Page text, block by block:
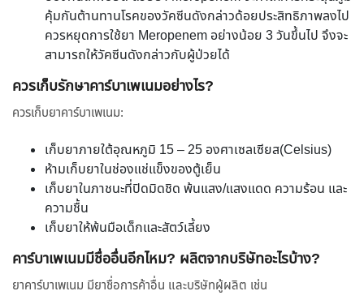
คุ้มกันต้านทานโรคของวัคซีนดังกล่าวด้อยประสิทธิภาพลงไป
ควรหยุดการใช้ยา Meropenem อย่างน้อย 3 วันขึ้นไป จึงจะ
สามารถให้วัคซีนดังกล่าวกับผู้ป่วยได้
ควรเก็บรักษาคาร์บาเพเนมอย่างไร?
ควรเก็บยาคาร์บาเพเนม:
เก็บยาภายใต้อุณหภูมิ 15 – 25 องศาเซลเซียส(Celsius)
ห้ามเก็บยาในช่องแช่แข็งของตู้เย็น
เก็บยาในภาชนะที่ปิดมิดชิด พ้นแสง/แสงแดด ความร้อน และ
ความชื้น
เก็บยาให้พ้นมือเด็กและสัตว์เลี้ยง
คาร์บาเพเนมมีชื่ออื่นอีกไหม? ผลิตจากบริษัทอะไรบ้าง?
ยาคาร์บาเพเนม มียาชื่อการค้าอื่น และบริษัทผู้ผลิต เช่น